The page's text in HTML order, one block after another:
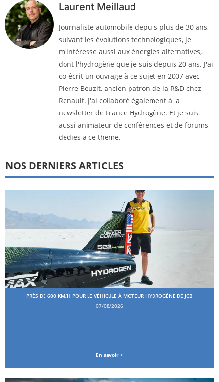
Laurent Meillaud
Journaliste automobile depuis plus de 30 ans,
suivant les évolutions technologiques, je
m'intéresse aussi aux énergies alternatives,
dont l'hydrogène que je suis depuis 20 ans. J'ai
co-écrit un ouvrage à ce sujet en 2007 avec
Pierre Beuzit, ancien patron de la R&D chez
Renault. J'ai collaboré également à la
newsletter de France Hydrogène. Et je suis
aussi animateur de conférences et de forums
dédiés à ce thème.
NOS DERNIERS ARTICLES
PRÈS DE 600 KM/H POUR LE VÉHICULE À MOTEUR HYDROGÈNE DE JCB
07/08/2026
En savoir +